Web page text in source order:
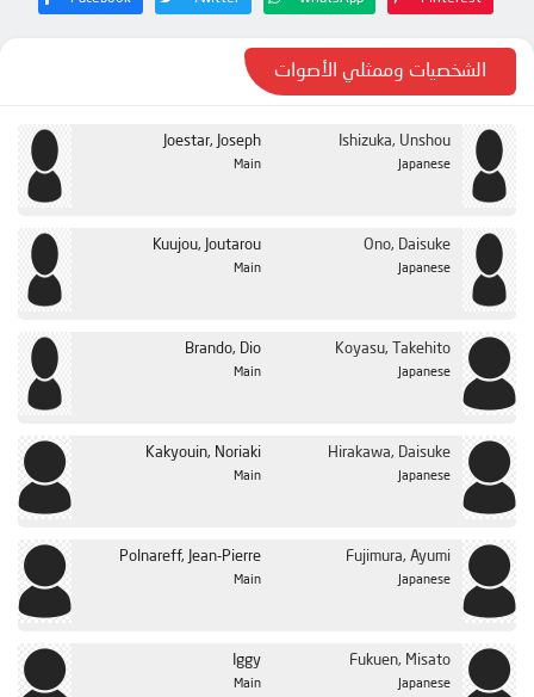
الحلقة 21
الحلقة 22
الحلقة 23
الحلقة 24
الشخصيات وممثلي الأصوات
Joestar, Joseph
Main
Ishizuka, Unshou
Japanese
Kuujou, Joutarou
Main
Ono, Daisuke
Japanese
Brando, Dio
Main
Koyasu, Takehito
Japanese
Kakyouin, Noriaki
Main
Hirakawa, Daisuke
Japanese
Polnareff, Jean-Pierre
Main
Fujimura, Ayumi
Japanese
Iggy
Main
Fukuen, Misato
Japanese